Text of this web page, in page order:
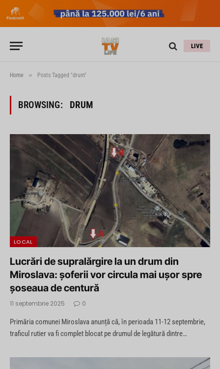
LIVE
Home » Posts Tagged "drum"
BROWSING: DRUM
LOCAL
Lucrări de supralărgire la un drum din
Miroslava: șoferii vor circula mai ușor spre
șoseaua de centură
11 septembrie 2025 0
Primăria comunei Miroslava anunță că, în perioada 11-12 septembrie,
traficul rutier va fi complet blocat pe drumul de legătură dintre…